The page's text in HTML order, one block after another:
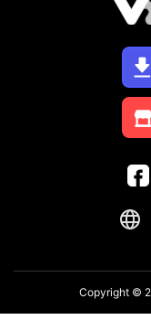
Copyright ©